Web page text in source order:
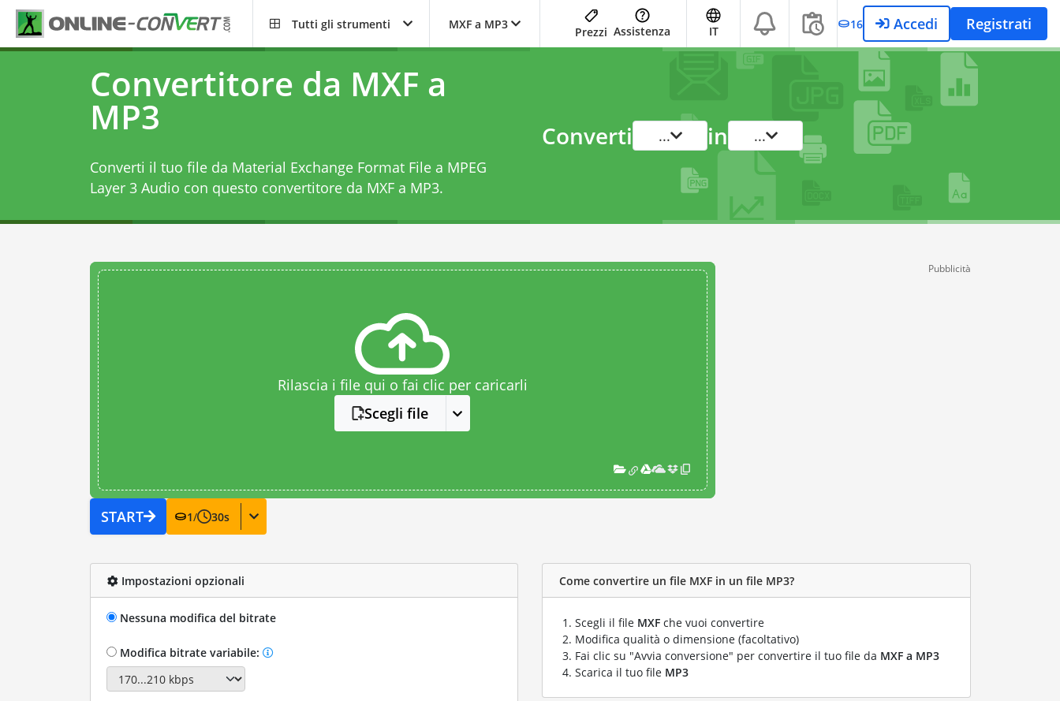
Tutti gli strumenti MXF a MP3
Prezzi Assistenza IT 16 Accedi Registrati
Convertitore da MXF a
MP3
Converti il tuo file da Material Exchange Format File a MPEG
Layer 3 Audio con questo convertitore da MXF a MP3.
Converti ... in ...
Rilascia i file qui o fai clic per caricarli
Scegli file
START 1/ 30s
Pubblicità
Impostazioni opzionali
Nessuna modifica del bitrate
Modifica bitrate variabile:
Come convertire un file MXF in un file MP3?
Scegli il file MXF che vuoi convertire
Modifica qualità o dimensione (facoltativo)
Fai clic su "Avvia conversione" per convertire il tuo file da MXF a MP3
Scarica il tuo file MP3